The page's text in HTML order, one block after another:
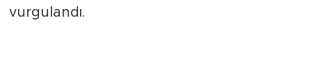
vurgulandı.